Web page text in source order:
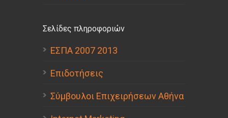
Σελίδες πληροφοριών
ΕΣΠΑ 2007 2013
Επιδοτήσεις
Σύμβουλοι Επιχειρήσεων Αθήνα